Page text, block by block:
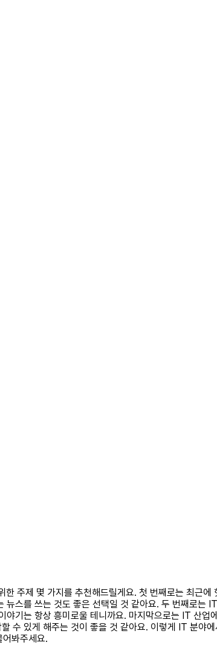
한 주제 몇 가지를 추천해드릴게요. 첫 번째로는 최근
스를 쓰는 것도 좋은 선택일 것 같아요. 두 번째로는
기는 항상 흥미로울 테니까요. 마지막으로는 IT 산
수 있게 해주는 것이 좋을 것 같아요. 이렇게 IT 분야
봐주세요.